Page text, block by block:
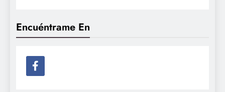
Encuéntrame En